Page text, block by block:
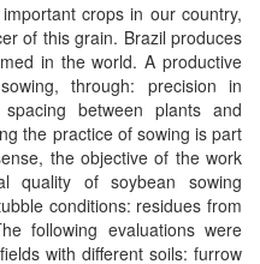
crops in our country,
of this grain. Brazil produces
in the world. A productive
through: precision in
between plants and
the practice of sowing is part
the objective of the work
quality of soybean sowing
conditions: residues from
following evaluations were
with different soils: furrow